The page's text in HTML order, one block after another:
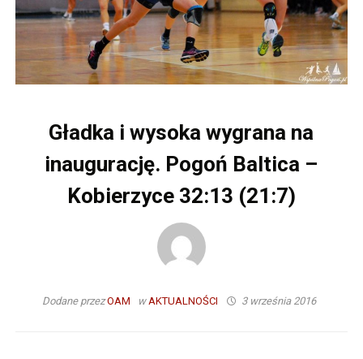
Gładka i wysoka wygrana na
inaugurację. Pogoń Baltica –
Kobierzyce 32:13 (21:7)
Dodane przezOAM wAKTUALNOŚCI 3 września 2016